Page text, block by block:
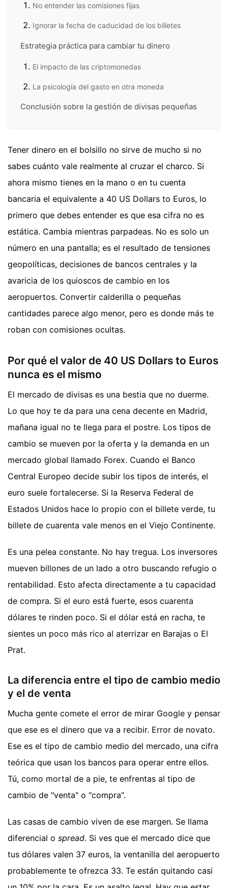
No entender las comisiones fijas
Ignorar la fecha de caducidad de los billetes
Estrategia práctica para cambiar tu dinero
El impacto de las criptomonedas
La psicología del gasto en otra moneda
Conclusión sobre la gestión de divisas pequeñas
Tener dinero en el bolsillo no sirve de mucho si no
sabes cuánto vale realmente al cruzar el charco. Si
ahora mismo tienes en la mano o en tu cuenta
bancaria el equivalente a 40 US Dollars to Euros, lo
primero que debes entender es que esa cifra no es
estática. Cambia mientras parpadeas. No es solo un
número en una pantalla; es el resultado de tensiones
geopolíticas, decisiones de bancos centrales y la
avaricia de los quioscos de cambio en los
aeropuertos. Convertir calderilla o pequeñas
cantidades parece algo menor, pero es donde más te
roban con comisiones ocultas.
Por qué el valor de 40 US Dollars to Euros
nunca es el mismo
El mercado de divisas es una bestia que no duerme.
Lo que hoy te da para una cena decente en Madrid,
mañana igual no te llega para el postre. Los tipos de
cambio se mueven por la oferta y la demanda en un
mercado global llamado Forex. Cuando el Banco
Central Europeo decide subir los tipos de interés, el
euro suele fortalecerse. Si la Reserva Federal de
Estados Unidos hace lo propio con el billete verde, tu
billete de cuarenta vale menos en el Viejo Continente.
Es una pelea constante. No hay tregua. Los inversores
mueven billones de un lado a otro buscando refugio o
rentabilidad. Esto afecta directamente a tu capacidad
de compra. Si el euro está fuerte, esos cuarenta
dólares te rinden poco. Si el dólar está en racha, te
sientes un poco más rico al aterrizar en Barajas o El
Prat.
La diferencia entre el tipo de cambio medio
y el de venta
Mucha gente comete el error de mirar Google y pensar
que ese es el dinero que va a recibir. Error de novato.
Ese es el tipo de cambio medio del mercado, una cifra
teórica que usan los bancos para operar entre ellos.
Tú, como mortal de a pie, te enfrentas al tipo de
cambio de "venta" o "compra".
Las casas de cambio viven de ese margen. Se llama
diferencial o spread. Si ves que el mercado dice que
tus dólares valen 37 euros, la ventanilla del aeropuerto
probablemente te ofrezca 33. Te están quitando casi